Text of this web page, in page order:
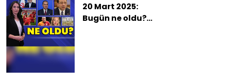
20 Mart 2025:
Bugün ne oldu?